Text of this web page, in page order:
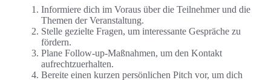
Informiere dich im Voraus über die Teilnehmer und die
Themen der Veranstaltung.
Stelle gezielte Fragen, um interessante Gespräche zu
fördern.
Plane Follow-up-Maßnahmen, um den Kontakt
aufrechtzuerhalten.
Bereite einen kurzen persönlichen Pitch vor, um dich